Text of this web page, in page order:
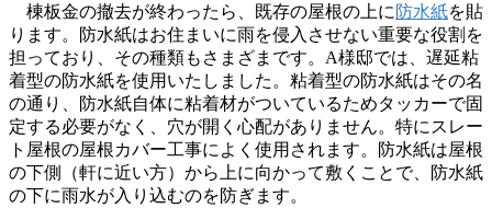
棟板金の撤去が終わったら、既存の屋根の上に 防水紙を貼
ります。防水紙はお住まいに雨を侵入させない重要な役割を
担っており、その種類もさまざまです。A様邸では、遅延粘
着型の防水紙を使用いたしました。粘着型の防水紙はその名
の通り、防水紙自体に粘着材がついているためタッカーで固
定する必要がなく、穴が開く心配がありません。特にスレー
ト屋根の屋根カバー工事によく使用されます。防水紙は屋根
の下側（軒に近い方）から上に向かって敷くことで、防水紙
の下に雨水が入り込むのを防ぎます。